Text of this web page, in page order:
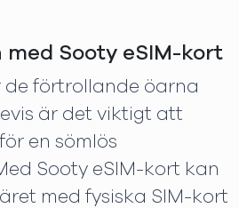
Sooty eSIM-kort
de förtrollande öarna
är det viktigt att
en sömlös
Sooty eSIM-kort kan
med fysiska SIM-kort